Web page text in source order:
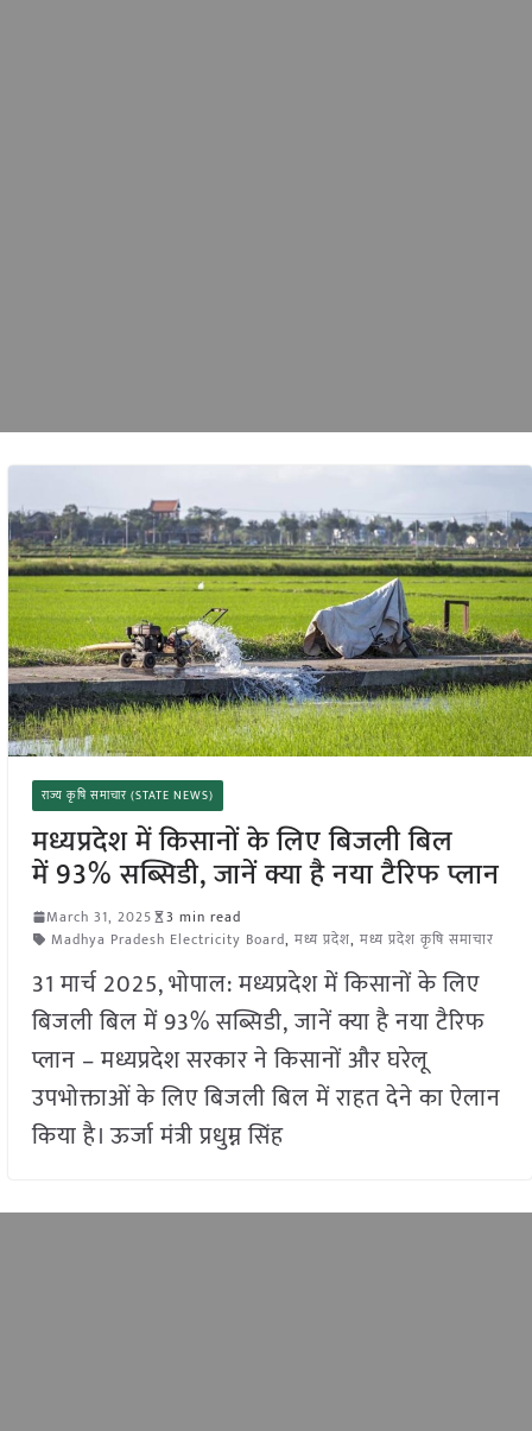
राज्य कृषि समाचार (STATE NEWS)
मध्यप्रदेश में किसानों के लिए बिजली बिल
में 93% सब्सिडी, जानें क्या है नया टैरिफ प्लान
March 31, 2025
3 min read
Madhya Pradesh Electricity Board, मध्य प्रदेश, मध्य प्रदेश कृषि समाचार
31 मार्च 2025, भोपाल: मध्यप्रदेश में किसानों के लिए
बिजली बिल में 93% सब्सिडी, जानें क्या है नया टैरिफ
प्लान – मध्यप्रदेश सरकार ने किसानों और घरेलू
उपभोक्ताओं के लिए बिजली बिल में राहत देने का ऐलान
किया है। ऊर्जा मंत्री प्रधुम्न सिंह